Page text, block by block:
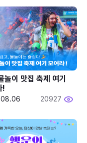
놀이 맛집 축제 여기
!
20927